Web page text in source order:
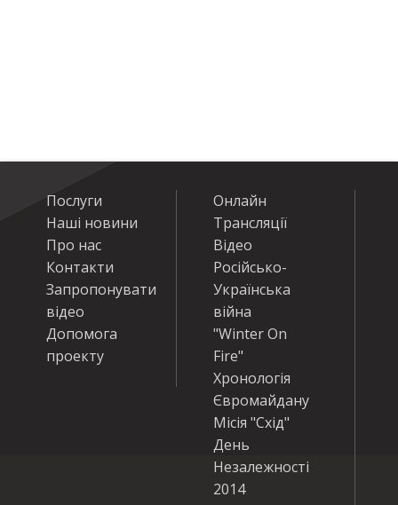
Послуги
Наші новини
Про нас
Контакти
Запропонувати
відео
Допомога
проекту
Онлайн
Трансляції
Відео
Російсько-
Українська
війна
"Winter On
Fire"
Хронологія
Євромайдану
Місія "Схід"
День
Незалежності
2014